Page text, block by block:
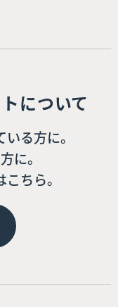
について
る方に。
に。
ちら。